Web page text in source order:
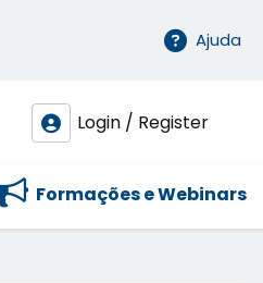
Ajuda
Login / Register
Formações e Webinars